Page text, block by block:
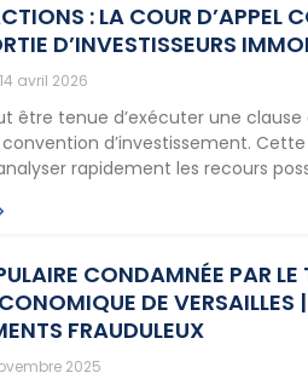
: LA COUR D’APPEL
D’INVESTISSEURS
14 avril 2026
être tenue d’exécuter une clause
d’investissement.
rapidement les recours
CONDAMNÉE PAR LE
DE VERSAILLES |
FRAUDULEUX
2025